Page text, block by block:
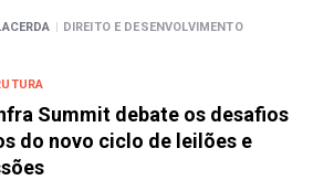
| DIREITO E DESENVOLVIMENTO
Summit debate os desafios
do novo ciclo de leilões e